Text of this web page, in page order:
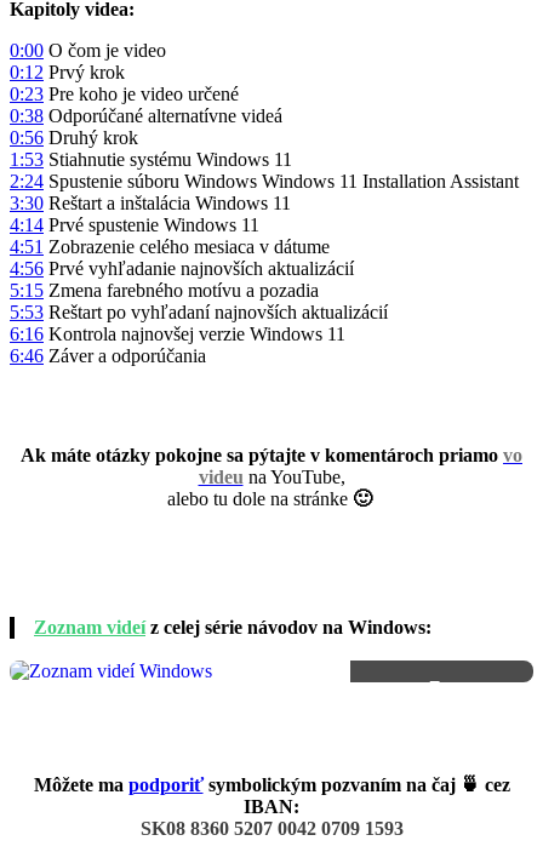
Kapitoly videa:
0:00 O čom je video
0:12 Prvý krok
0:23 Pre koho je video určené
0:38 Odporúčané alternatívne videá
0:56 Druhý krok
1:53 Stiahnutie systému Windows 11
2:24 Spustenie súboru Windows Windows 11 Installation Assistant
3:30 Reštart a inštalácia Windows 11
4:14 Prvé spustenie Windows 11
4:51 Zobrazenie celého mesiaca v dátume
4:56 Prvé vyhľadanie najnovších aktualizácií
5:15 Zmena farebného motívu a pozadia
5:53 Reštart po vyhľadaní najnovších aktualizácií
6:16 Kontrola najnovšej verzie Windows 11
6:46 Záver a odporúčania
Ak máte otázky pokojne sa pýtajte v komentároch priamo vo
videuna YouTube,
alebo tu dole na stránke🙂.
Zoznam videíz celej série návodov na Windows:☰
5+
Môžete ma podporiťsymbolickým pozvaním na čaj 🍵 cez
IBAN:
SK08 8360 5207 0042 0709 1593